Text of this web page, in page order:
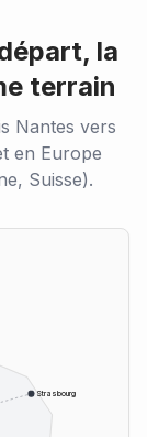
la
terrain
Nantes vers
en Europe
Suisse).
Strasbourg